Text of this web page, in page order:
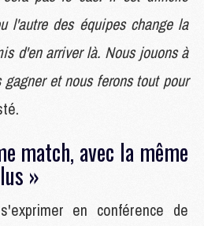
l'autre des équipes change la
d'en arriver là. Nous jouons à
et nous ferons tout pour
match, avec la même
»
en conférence de